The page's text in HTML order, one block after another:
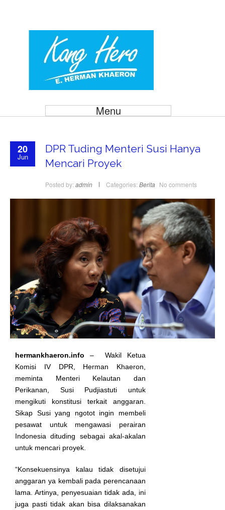
Menu
20
Jun
DPR Tuding Menteri Susi Hanya
Mencari Proyek
Posted by: admin Categories: Berita No comments
hermankhaeron.info – Wakil Ketua
Komisi IV DPR, Herman Khaeron,
meminta Menteri Kelautan dan
Perikanan, Susi Pudjiastuti untuk
mengikuti konstitusi terkait anggaran.
Sikap Susi yang ngotot ingin membeli
pesawat untuk mengawasi perairan
Indonesia dituding sebagai akal-akalan
untuk mencari proyek.
“Konsekuensinya kalau tidak disetujui
anggaran ya kembali pada perencanaan
lama. Artinya, penyesuaian tidak ada, ini
juga pasti tidak akan bisa dilaksanakan